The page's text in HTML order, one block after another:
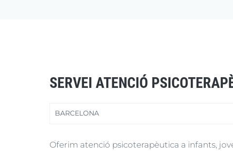
SERVEI ATENCIÓ
BARCELONA
Oferim atenció psicoterapèutica a infants,